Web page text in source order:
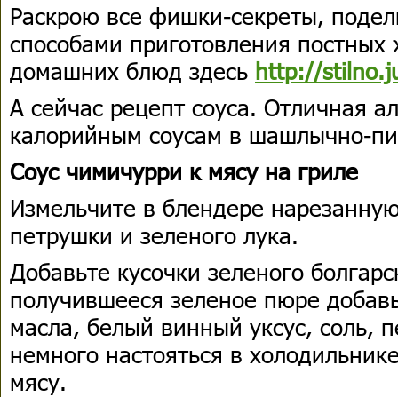
Раскрою все фишки-секреты,
способами приготовления
домашних блюд здесь http://
А сейчас рецепт соуса. Отличная
калорийным соусам в шашлычно-
Соус чимичурри к мясу на гриле
Измельчите в блендере
петрушки и зеленого лука.
Добавьте кусочки зеленого
получившееся зеленое пюре
масла, белый винный уксус, соль,
немного настояться в
мясу.